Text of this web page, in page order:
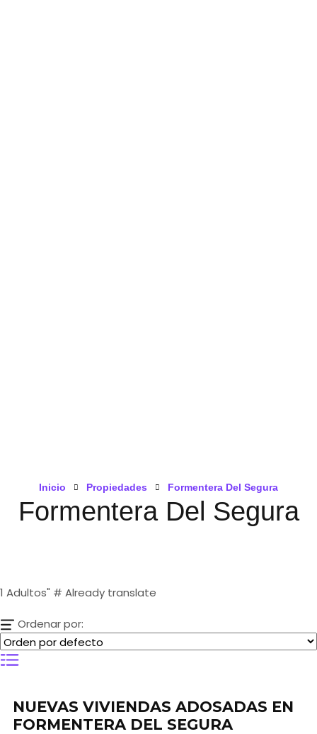
Inicio Propiedades Formentera Del Segura
Formentera Del Segura
1 Adultos" # Already translate
Ordenar por:
NUEVAS VIVIENDAS ADOSADAS EN
FORMENTERA DEL SEGURA